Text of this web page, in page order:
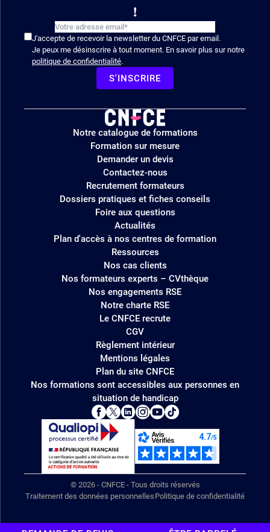
!
J'accepte de recevoir la newsletter du CNFCE par email.
Je peux me désinscrire à tout moment. En savoir plus sur notre
politique de confidentialité.
S'INSCRIRE
Logo
site
Notre catalogue de formations
Formation sur mesure
Demander un devis
Contactez-nous
Recrutement formateurs
Dossiers pratiques et fiches conseils
Foire aux questions
Actualités
Plan d'accès à nos centres de formation
Ressources
Nos cas clients
Nos formateurs experts – CVthèque
Nos engagements RSE
Notre charte RSE
Le CNFCE recrute
CGV
Règlement intérieur
Mentions légales
Plan du site CNFCE
Nos formations sont accessibles aux personnes en
situation de handicap
© 2026 - CNFCE - Tous droits réservés
Traitement des données personnelles Politique de confidentialité